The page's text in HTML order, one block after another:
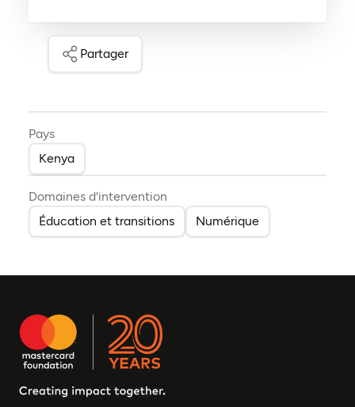
Partager
Pays
Kenya
Domaines d'intervention
Éducation et transitions
Numérique